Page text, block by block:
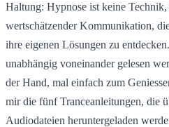
Haltung: Hypnose ist keine
wertschätzender Kommunikation,
ihre eigenen Lösungen zu
unabhängig voneinander gelesen
der Hand, mal einfach zum
mir die fünf Tranceanleitungen, die
Audiodateien heruntergeladen